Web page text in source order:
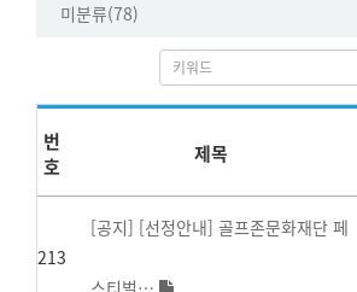
미분류(78)
번
호
제목
213
[공지] [선정안내] 골프존문화재단 페